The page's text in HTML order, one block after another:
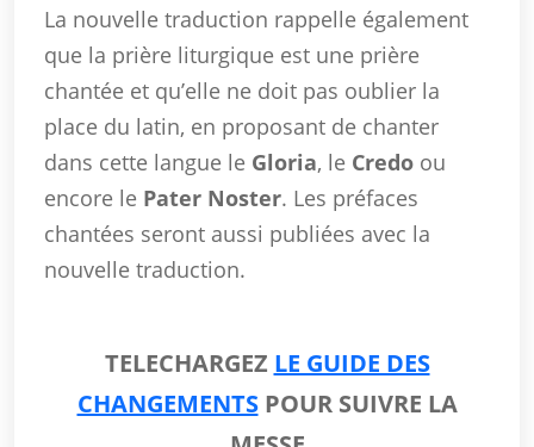
La nouvelle traduction rappelle également
que la prière liturgique est une prière
chantée et qu’elle ne doit pas oublier la
place du latin, en proposant de chanter
dans cette langue le Gloria, le Credo ou
encore le Pater Noster. Les préfaces
chantées seront aussi publiées avec la
nouvelle traduction.
TELECHARGEZ LE GUIDE DES
CHANGEMENTSPOUR SUIVRE LA